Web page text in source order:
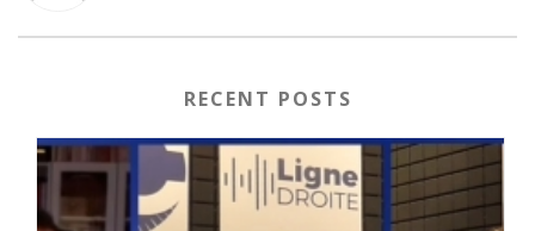
RECENT POSTS